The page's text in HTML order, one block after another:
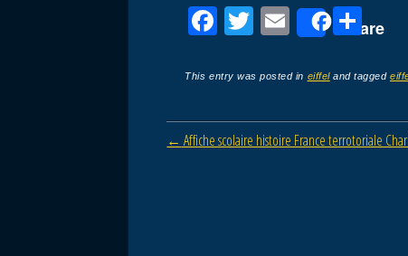
F
c
b
T
tt
E
ail
Share
P
ta
er
This entry was posted in eiffeland tagged
Post navigation
← Affiche scolaire histoire France terrotoriale